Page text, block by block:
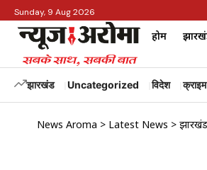
Sunday, 9 Aug 2026
होम
झारखंड Uncategorized विदेश क्राइम
News Aroma > Latest News > झारखंड